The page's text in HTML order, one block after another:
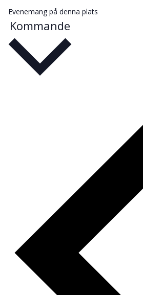
Evenemang på denna plats
Kommande